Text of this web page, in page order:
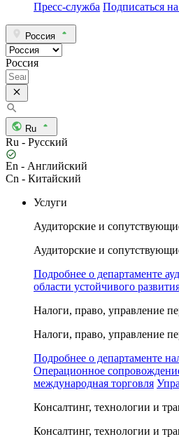
Пресс-служба Подписаться
Россия
Россия
Ru
Ru - Русский
En - Английский
Cn - Китайский
Услуги
Аудиторские и
Аудиторские и
Подробнее о департаменте
области устойчивого
Налоги, право, управление
Налоги, право, управление
Подробнее о департаменте
Операционное
международная торговля
Консалтинг, технологии и
Консалтинг, технологии и